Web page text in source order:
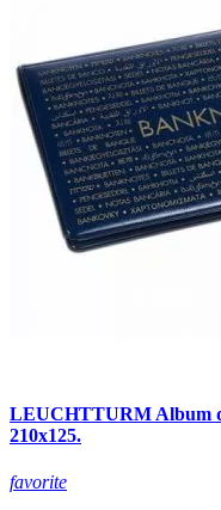
LEUCHTTURM Album
210x125.
favorite